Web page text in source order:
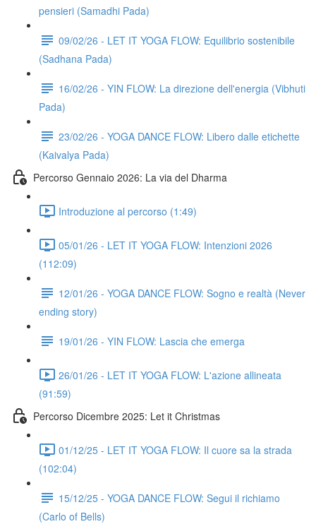
pensieri (Samadhi Pada)
09/02/26 - LET IT YOGA FLOW: Equilibrio sostenibile
(Sadhana Pada)
16/02/26 - YIN FLOW: La direzione dell'energia (Vibhuti
Pada)
23/02/26 - YOGA DANCE FLOW: Libero dalle etichette
(Kaivalya Pada)
Percorso Gennaio 2026: La via del Dharma
Introduzione al percorso (1:49)
05/01/26 - LET IT YOGA FLOW: Intenzioni 2026
(112:09)
12/01/26 - YOGA DANCE FLOW: Sogno e realtà (Never
ending story)
19/01/26 - YIN FLOW: Lascia che emerga
26/01/26 - LET IT YOGA FLOW: L'azione allineata
(91:59)
Percorso Dicembre 2025: Let it Christmas
01/12/25 - LET IT YOGA FLOW: Il cuore sa la strada
(102:04)
15/12/25 - YOGA DANCE FLOW: Segui il richiamo
(Carlo of Bells)